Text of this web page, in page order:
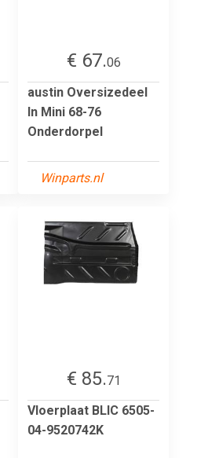
€ 67.06
austin Oversizedeel
In Mini 68-76
Onderdorpel
Winparts.nl
€ 85.71
Vloerplaat BLIC 6505-
04-9520742K